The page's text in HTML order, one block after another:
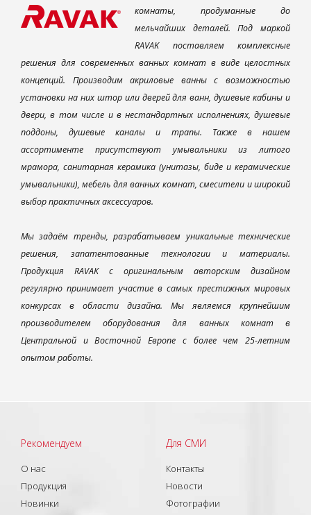
комнаты, продуманные до
мельчайших деталей. Под маркой
RAVAK поставляем комплексные
решения для современных ванных комнат в виде целостных
концепций. Производим акриловые ванны с возможностью
установки на них штор или дверей для ванн, душевые кабины и
двери, в том числе и в нестандартных исполнениях, душевые
поддоны, душевые каналы и трапы. Также в нашем
ассортименте присутствуют умывальники из литого
мрамора, санитарная керамика (унитазы, биде и керамические
умывальники), мебель для ванных комнат, смесители и широкий
выбор практичных аксессуаров.
Мы задаём тренды, разрабатываем уникальные технические
решения, запатентованные технологии и материалы.
Продукция RAVAK с оригинальным авторским дизайном
регулярно принимает участие в самых престижных мировых
конкурсах в области дизайна. Мы являемся крупнейшим
производителем оборудования для ванных комнат в
Центральной и Восточной Европе с более чем 25-летним
опытом работы.
Рекомендуем
О нас
Продукция
Новинки
Для СМИ
Контакты
Новости
Фотографии